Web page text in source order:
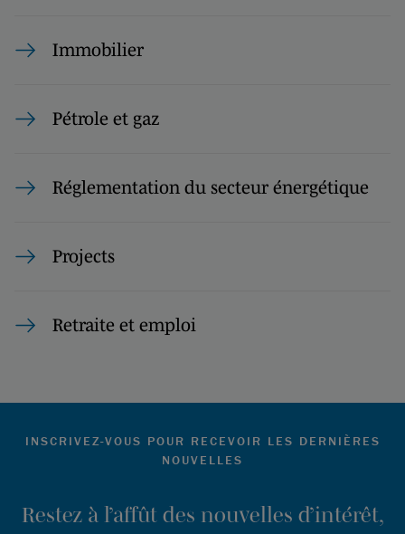
Immobilier
Pétrole et gaz
Réglementation du secteur énergétique
Projects
Retraite et emploi
INSCRIVEZ-VOUS POUR RECEVOIR LES DERNIÈRES
NOUVELLES
Restez à l’affût des nouvelles d’intérêt,